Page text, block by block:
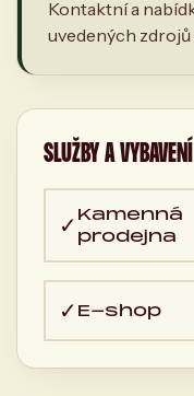
Kontaktní a
uvedených zdrojů
SLUŽBY A VYBAVENÍ
✓ Kamenná
prodejna
✓ E-shop